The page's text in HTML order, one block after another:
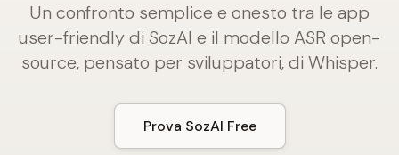
Un confronto semplice e onesto tra le app
user-friendly di SozAI e il modello ASR open-
source, pensato per sviluppatori, di Whisper.
Prova SozAI Free